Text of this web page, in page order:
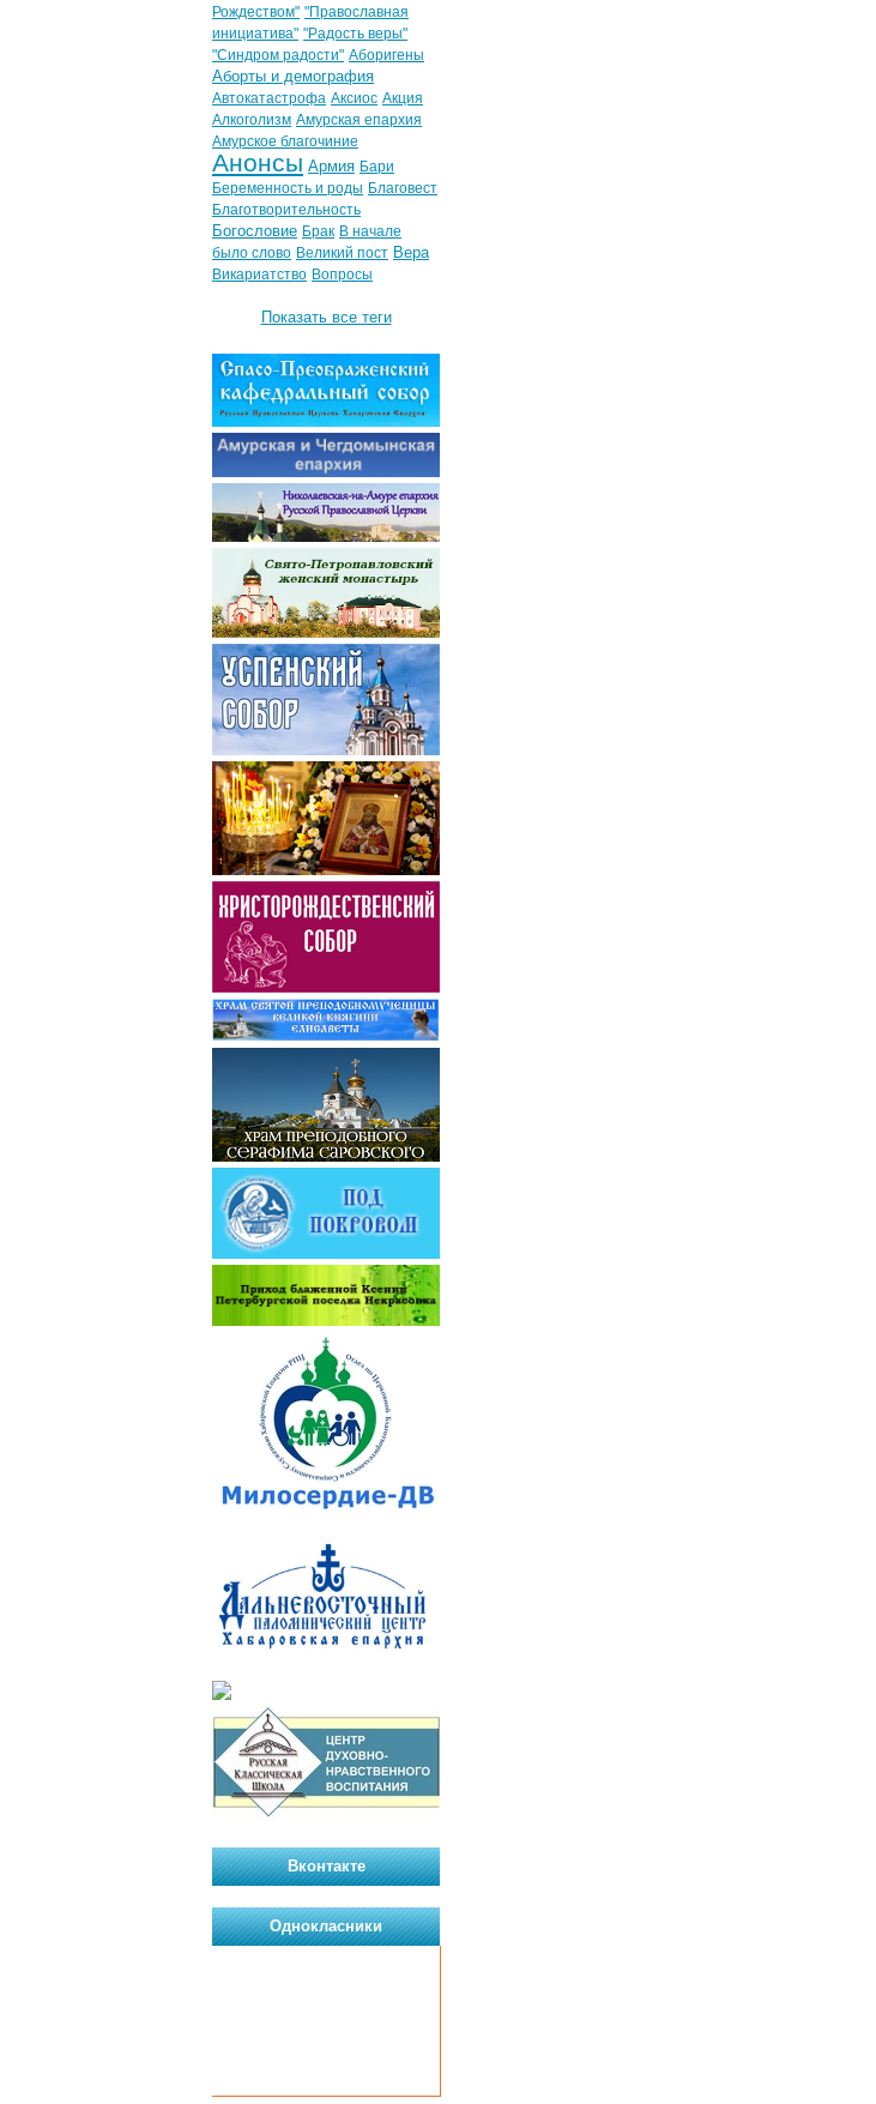
Рождеством" "Православная
инициатива" "Радость веры"
"Синдром радости" Аборигены
Аборты и демография
Автокатастрофа Аксиос Акция
Алкоголизм Амурская епархия
Амурское благочиние
Анонсы Армия Бари
Беременность и роды Благовест
Благотворительность
Богословие Брак В начале
было слово Великий пост Вера
Викариатство Вопросы
Показать все теги
Вконтакте
Однокласники